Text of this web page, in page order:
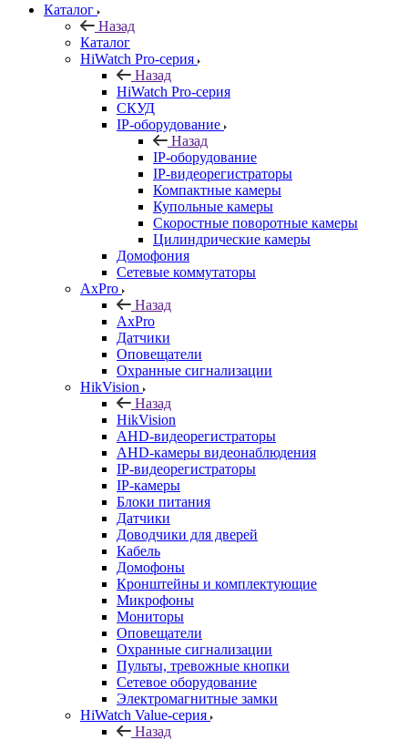
Каталог
Назад
Каталог
HiWatch Pro-серия
Назад
HiWatch Pro-серия
CКУД
IP-оборудование
Назад
IP-оборудование
IP-видеорегистраторы
Компактные камеры
Купольные камеры
Скоростные поворотные камеры
Цилиндрические камеры
Домофония
Сетевые коммутаторы
AxPro
Назад
AxPro
Датчики
Оповещатели
Охранные сигнализации
HikVision
Назад
HikVision
AHD-видеорегистраторы
AHD-камеры видеонаблюдения
IP-видеорегистраторы
IP-камеры
Блоки питания
Датчики
Доводчики для дверей
Кабель
Домофоны
Кронштейны и комплектующие
Микрофоны
Мониторы
Оповещатели
Охранные сигнализации
Пульты, тревожные кнопки
Сетевое оборудование
Электромагнитные замки
HiWatch Value-серия
Назад